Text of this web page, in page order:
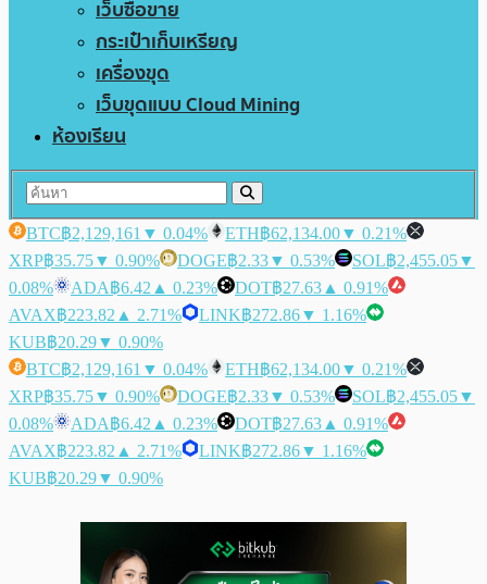
เว็บซื้อขาย
กระเป๋าเก็บเหรียญ
เครื่องขุด
เว็บขุดแบบ Cloud Mining
ห้องเรียน
BTC฿2,129,161 ▼ 0.04% ETH฿62,134.00▼ 0.21%
XRP฿35.75▼ 0.90% DOGE฿2.33▼ 0.53% SOL฿2,455.05▼
0.08%
ADA฿6.42 ▲ 0.23% DOT฿27.63 ▲ 0.91%
AVAX฿223.82 ▲ 2.71% LINK฿272.86▼ 1.16%
KUB฿20.29▼ 0.90%
BTC฿2,129,161 ▼ 0.04% ETH฿62,134.00▼ 0.21%
XRP฿35.75▼ 0.90% DOGE฿2.33▼ 0.53% SOL฿2,455.05▼
0.08%
ADA฿6.42 ▲ 0.23% DOT฿27.63 ▲ 0.91%
AVAX฿223.82 ▲ 2.71% LINK฿272.86▼ 1.16%
KUB฿20.29▼ 0.90%